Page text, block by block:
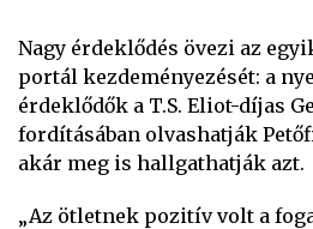
Nagy érdeklődés övezi az
portál kezdeményezését: a
érdeklődők a T.S. Eliot-díjas
fordításában olvashatják
akár meg is hallgathatják azt.
„Az ötletnek pozitív volt a